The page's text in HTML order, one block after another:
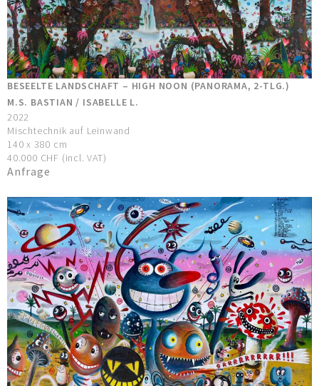
BESEELTE LANDSCHAFT – HIGH NOON (PANORAMA, 2-TLG.)
M.S. BASTIAN / ISABELLE L.
2022
Mischtechnik auf Leinwand
140 x 380 cm
40.000 CHF (incl. VAT)
Anfrage